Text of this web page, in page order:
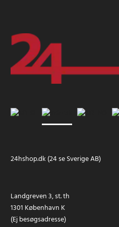
24hshop.dk (24 se Sverige AB)
Landgreven 3, st. th
1301 København K
(Ej besøgsadresse)